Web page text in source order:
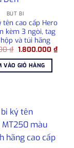
BÚT BI
tên cao cấp Hero
kèm 3 ngòi, tag
và túi hãng
₫ Giá
là:
2.300.000 ₫.
1.800.000 ₫Giá
hiện
VÀO GIỎ HÀNG